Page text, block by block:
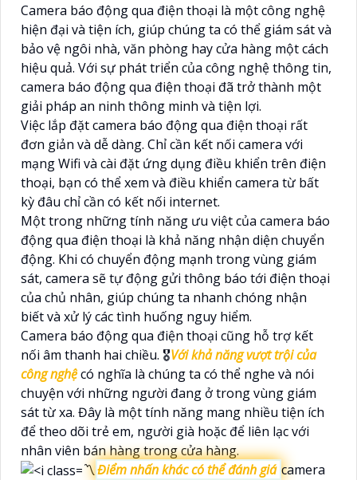
Camera báo động qua điện thoại là một công nghệ
hiện đại và tiện ích, giúp chúng ta có thể giám sát và
bảo vệ ngôi nhà, văn phòng hay cửa hàng một cách
hiệu quả. Với sự phát triển của công nghệ thông tin,
camera báo động qua điện thoại đã trở thành một
giải pháp an ninh thông minh và tiện lợi.
Việc lắp đặt camera báo động qua điện thoại rất
đơn giản và dễ dàng. Chỉ cần kết nối camera với
mạng Wifi và cài đặt ứng dụng điều khiển trên điện
thoại, bạn có thể xem và điều khiển camera từ bất
kỳ đâu chỉ cần có kết nối internet.
Một trong những tính năng ưu việt của camera báo
động qua điện thoại là khả năng nhận diện chuyển
động. Khi có chuyển động mạnh trong vùng giám
sát, camera sẽ tự động gửi thông báo tới điện thoại
của chủ nhân, giúp chúng ta nhanh chóng nhận
biết và xử lý các tình huống nguy hiểm.
Camera báo động qua điện thoại cũng hỗ trợ kết
nối âm thanh hai chiều. 🎖️Với khả năng vượt trội của
công nghệcó nghĩa là chúng ta có thể nghe và nói
chuyện với những người đang ở trong vùng giám
sát từ xa. Đây là một tính năng mang nhiều tiện ích
để theo dõi trẻ em, người già hoặc để liên lạc với
nhân viên bán hàng trong cửa hàng.
〽Điểm nhấn khác có thể đánh giá camera